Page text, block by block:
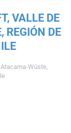
VALLE DE
DE
Wüste,